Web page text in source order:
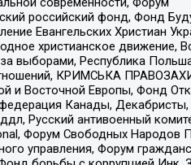
российский фонд, Фонд
Евангельских Христиан
христианское движение,
выборами, Республика
КРИМСЬКА
и Восточной Европы, Фонд
федерация Канады, Декабристы,
Русский антивоенный
Форум Свободных Народов
управления, Форум